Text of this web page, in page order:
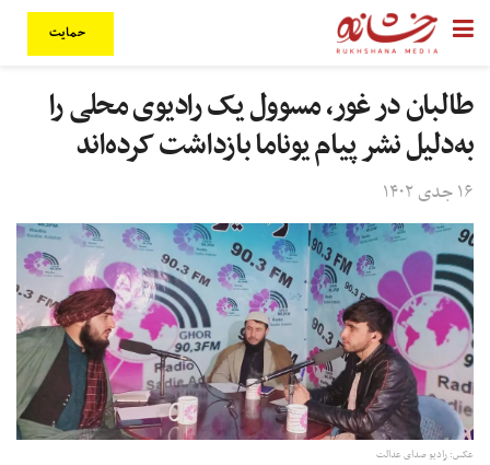
حمایت
طالبان در غور، مسوول یک رادیوی محلی را
به‌دلیل نشر پیام یوناما بازداشت کرده‌اند
۱۶ جدی ۱۴۰۲
عکس: رادیو صدای عدالت